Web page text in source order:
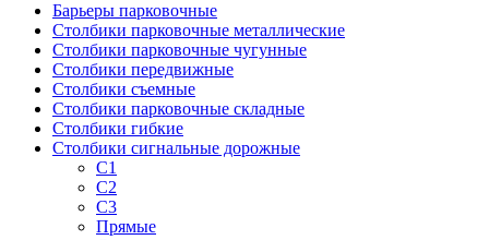
Барьеры парковочные
Столбики парковочные металлические
Столбики парковочные чугунные
Столбики передвижные
Столбики съемные
Столбики парковочные складные
Столбики гибкие
Столбики сигнальные дорожные
С1
С2
С3
Прямые